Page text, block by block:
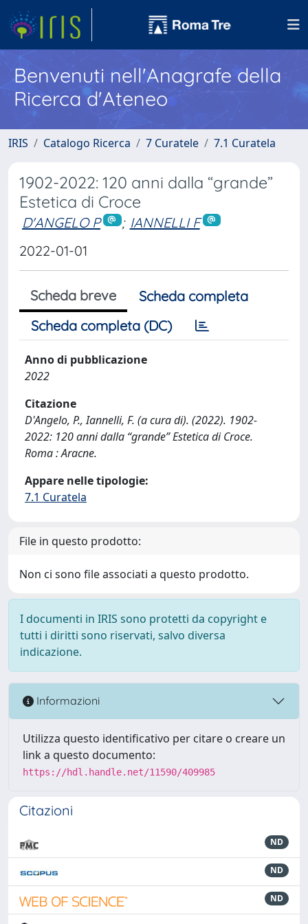
Benvenuti nell'Anagrafe della
Ricerca d'Ateneo
IRIS Catalogo Ricerca 7 Curatele 7.1 Curatela
1902-2022: 120 anni dalla “grande”
Estetica di Croce
D'ANGELO P ; IANNELLI F
2022-01-01
Scheda breve
Scheda completa
Scheda completa (DC)
Anno di pubblicazione
2022
Citazione
D'Angelo, P., Iannelli, F. (a cura di). (2022). 1902-
2022: 120 anni dalla “grande” Estetica di Croce.
Roma : Aracne.
Appare nelle tipologie:
7.1 Curatela
File in questo prodotto:
Non ci sono file associati a questo prodotto.
I documenti in IRIS sono protetti da copyright e
tutti i diritti sono riservati, salvo diversa
indicazione.
Informazioni
Utilizza questo identificativo per citare o creare un
link a questo documento:
https://hdl.handle.net/11590/409985
Citazioni
ND
ND
ND